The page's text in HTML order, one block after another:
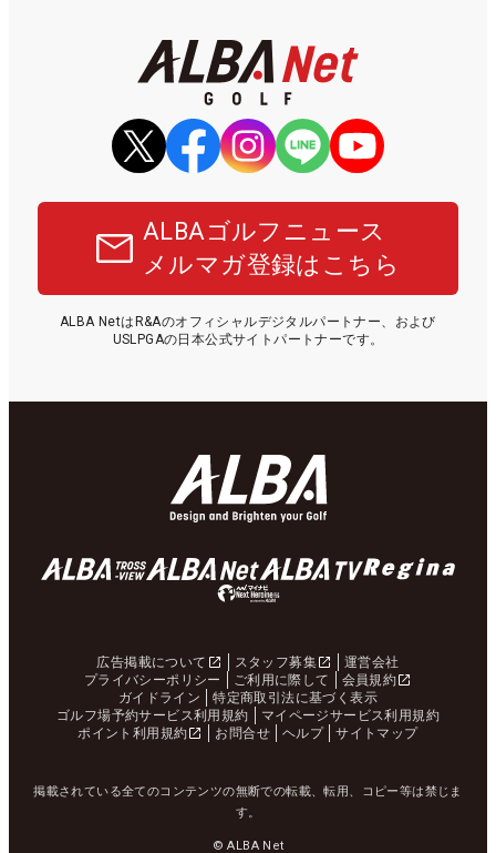
ALBAゴルフニュース
メルマガ登録はこちら
ALBA NetはR&Aのオフィシャルデジタルパートナー、および
USLPGAの日本公式サイトパートナーです。
広告掲載について スタッフ募集
運営会社
プライバシーポリシー
ご利用に際して
会員規約
ガイドライン
特定商取引法に基づく表示
ゴルフ場予約サービス利用規約
マイページサービス利用規約
ポイント利用規約
お問合せ ヘルプ サイトマップ
掲載されている全てのコンテンツの無断での転載、転用、コピー等は禁じま
す。
© ALBA Net